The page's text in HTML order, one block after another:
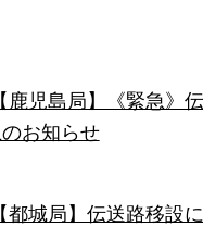
鹿児島局】《緊急》
お知らせ
都城局】伝送路移設